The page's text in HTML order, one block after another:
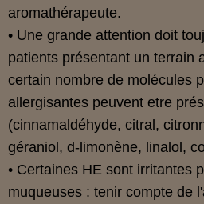
aromathérapeute.
• Une grande attention doit
patients présentant un terrain
certain nombre de molécules
allergisantes peuvent etre
(cinnamaldéhyde, citral,
géraniol, d-limonène, linalol,
• Certaines HE sont irritantes
muqueuses : tenir compte de